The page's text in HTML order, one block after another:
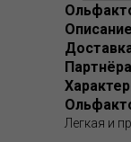
Описание
Легкая и